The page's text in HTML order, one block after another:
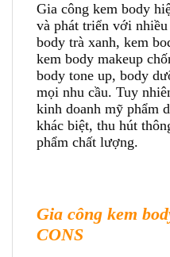
Gia công kem body
và phát triển với
body trà xanh, kem
kem body makeup
body tone up, body
mọi nhu cầu. Tuy
kinh doanh mỹ phẩm
khác biệt, thu hút
phẩm chất lượng.
Gia công kem
CONS